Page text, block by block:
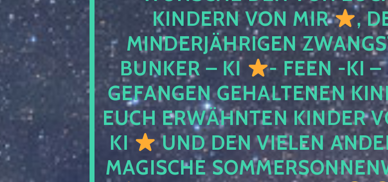
KINDERN VON MIR
,
MINDERJÄHRIGEN
BUNKER – KI
- FEEN -KI –
GEFANGEN GEHALTENEN
EUCH ERWÄHNTEN KINDER
KI
UND DEN VIELEN
MAGISCHE